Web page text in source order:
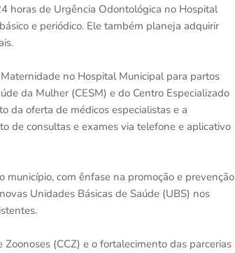
horas de Urgência Odontológica no Hospital
e periódico. Ele também planeja adquirir
no Hospital Municipal para partos
da Mulher (CESM) e do Centro Especializado
da oferta de médicos especialistas e a
de consultas e exames via telefone e aplicativo
com ênfase na promoção e prevenção
Unidades Básicas de Saúde (UBS) nos
(CCZ) e o fortalecimento das parcerias